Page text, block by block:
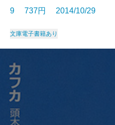
9 737円 2014/10/29
文庫電子書籍あり